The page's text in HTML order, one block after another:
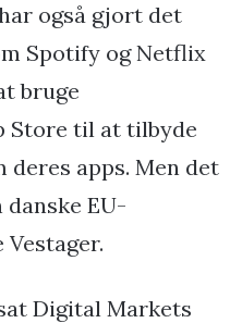
også gjort det
Spotify og Netflix
bruge
Store til at tilbyde
deres apps. Men det
EU-
Digital Markets